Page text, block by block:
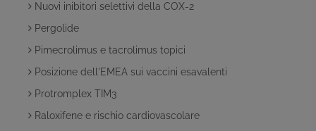
Nuovi inibitori selettivi della COX-2
Pergolide
Pimecrolimus e tacrolimus topici
Posizione dell'EMEA sui vaccini esavalenti
Protromplex TIM3
Raloxifene e rischio cardiovascolare